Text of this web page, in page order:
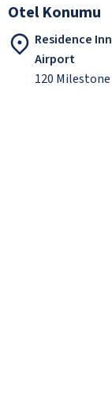
Otel Konumu
Residence
Airport
120 Milestone